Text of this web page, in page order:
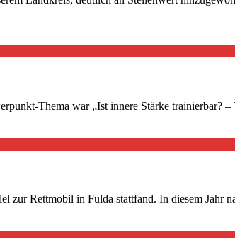
Thema war „Ist innere Stärke trainierbar?
Rettmobil in Fulda stattfand. In diesem Jahr